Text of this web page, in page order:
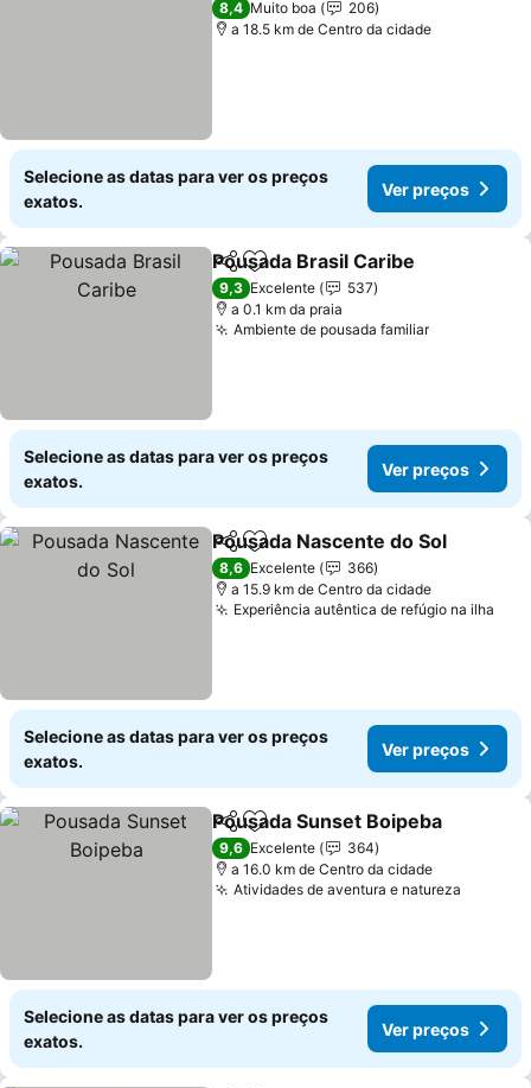
8,4 Muito boa
206
a 18.5 km de Centro da cidade
Selecione as datas para ver os preços
exatos.
Ver preços
PartilharAdicionar aos favoritos
Pousada Brasil Caribe
9,3 Excelente
537
a 0.1 km da praia
Ambiente de pousada familiar
Selecione as datas para ver os preços
exatos.
Ver preços
PartilharAdicionar aos favoritos
Pousada Nascente do Sol
8,6 Excelente
366
a 15.9 km de Centro da cidade
Experiência autêntica de refúgio na ilha
Selecione as datas para ver os preços
exatos.
Ver preços
PartilharAdicionar aos favoritos
Pousada Sunset Boipeba
9,6 Excelente
364
a 16.0 km de Centro da cidade
Atividades de aventura e natureza
Selecione as datas para ver os preços
exatos.
Ver preços